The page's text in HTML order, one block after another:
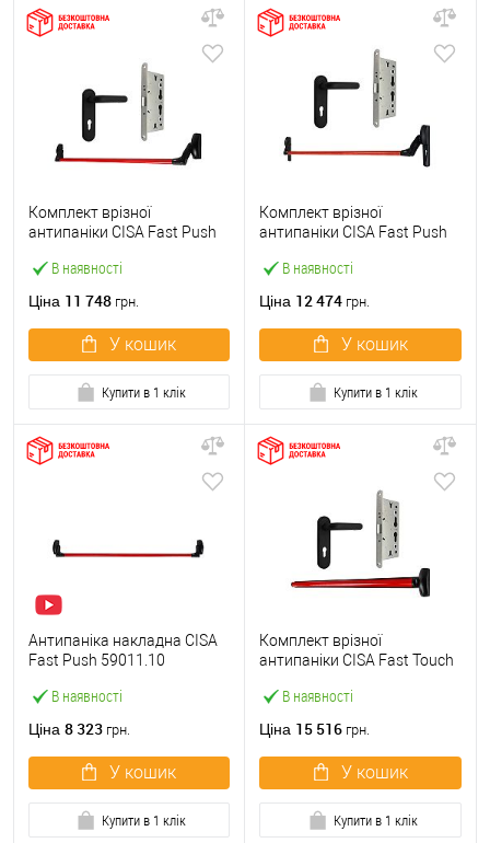
В наявності
Комплект врізної
антипаніки CISA Fast Push
із замком та ручкою
Ціна 11 748 грн.
У кошик
Купити в 1 клік
В наявності
Комплект врізної
антипаніки CISA Fast Push
червоний із замком та
Ціна 12 474 грн.
У кошик
Купити в 1 клік
В наявності
Антипаніка накладна CISA
Fast Push 59011.10
штангою 1200 мм червона
Ціна 8 323 грн.
У кошик
Купити в 1 клік
В наявності
Комплект врізної
антипаніки CISA Fast Touch
із замком та ручкою
Ціна 15 516 грн.
У кошик
Купити в 1 клік